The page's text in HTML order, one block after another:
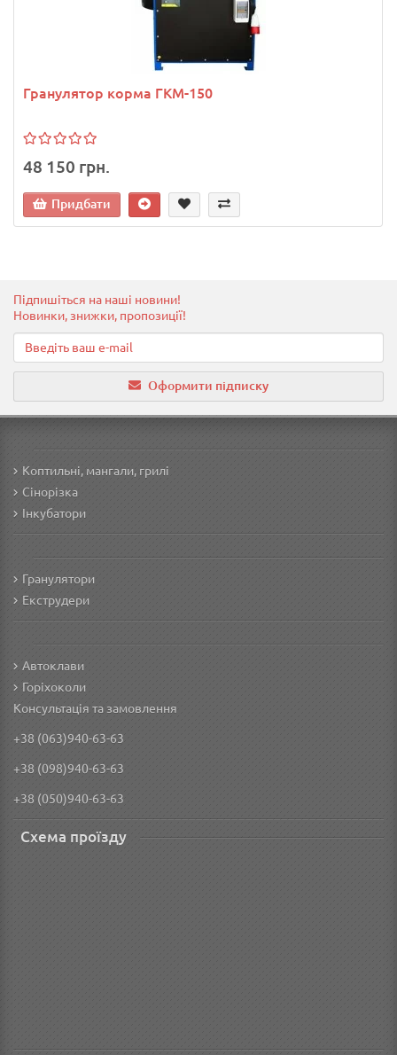
Гранулятор корма ГКМ-150
48 150 грн.
Придбати
Підпишіться на наші новини!
Новинки, знижки, пропозиції!
Оформити підписку
Коптильні, мангали, грилі
Сінорізка
Інкубатори
Гранулятори
Екструдери
Автоклави
Горіхоколи
Консультація та замовлення
+38 (063)940-63-63
+38 (098)940-63-63
+38 (050)940-63-63
Схема проїзду